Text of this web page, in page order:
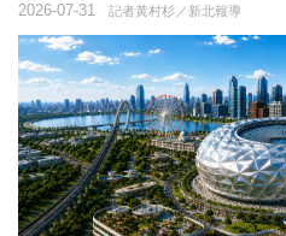
記者黃村杉／新北報導
2026-07-31